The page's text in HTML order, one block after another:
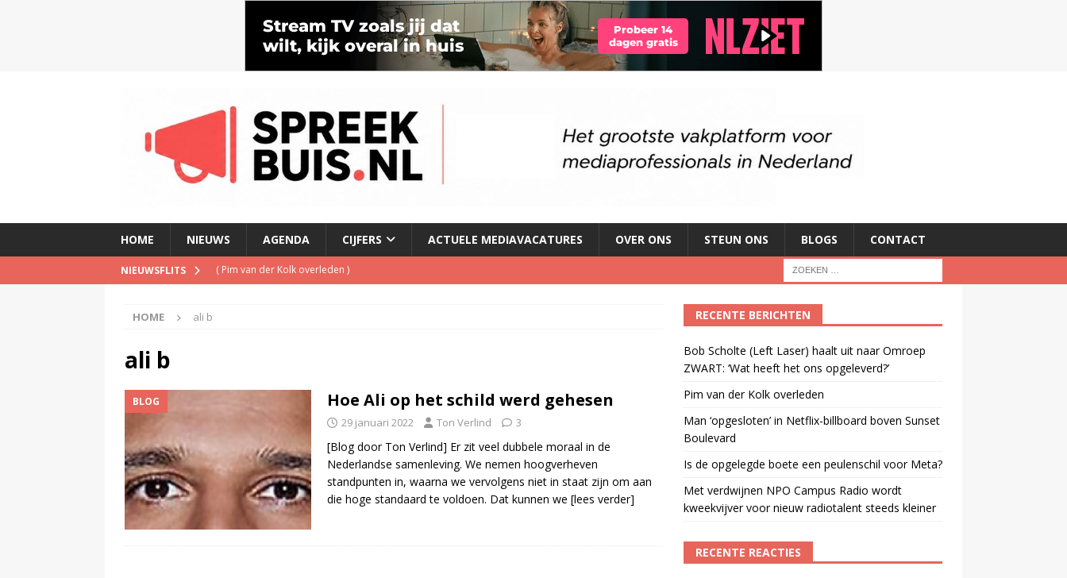
HOME NIEUWS AGENDA CIJFERS ACTUELE MEDIAVACATURES OVER ONS STEUN ONS BLOGS CONTACT
NIEUWSFLITS ( Pim van der Kolk overleden )
HOME ali b
ali b
BLOG Hoe Ali op het schild werd gehesen
29 januari 2022 Ton Verlind 3
[Blog door Ton Verlind] Er zit veel dubbele moraal in de
Nederlandse samenleving. We nemen hoogverheven
standpunten in, waarna we vervolgens niet in staat zijn om aan
die hoge standaard te voldoen. Dat kunnen we [lees verder]
RECENTE BERICHTEN
Bob Scholte (Left Laser) haalt uit naar Omroep
ZWART: ‘Wat heeft het ons opgeleverd?’
Pim van der Kolk overleden
Man ‘opgesloten’ in Netflix-billboard boven Sunset
Boulevard
Is de opgelegde boete een peulenschil voor Meta?
Met verdwijnen NPO Campus Radio wordt
kweekvijver voor nieuw radiotalent steeds kleiner
RECENTE REACTIES